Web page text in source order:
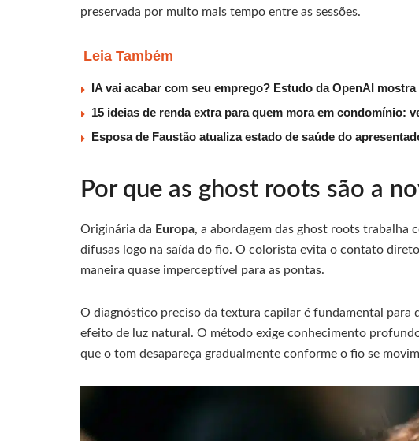
preservada por muito mais tempo entre as sessões.
Leia Também
IA vai acabar com seu emprego? Estudo da OpenAI
15 ideias de renda extra para quem mora em condomínio:
Esposa de Faustão atualiza estado de saúde do
Por que as ghost roots são a
Originária da Europa, a abordagem das ghost roots trabalha
difusas logo na saída do fio. O colorista evita o contato
maneira quase imperceptível para as pontas.
O diagnóstico preciso da textura capilar é fundamental para
efeito de luz natural. O método exige conhecimento
que o tom desapareça gradualmente conforme o fio se